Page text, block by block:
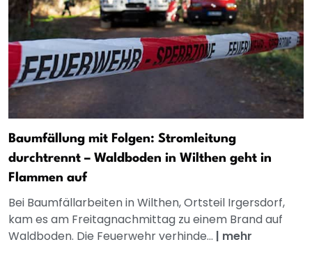
Baumfällung mit Folgen: Stromleitung
durchtrennt – Waldboden in Wilthen geht in
Flammen auf
Bei Baumfällarbeiten in Wilthen, Ortsteil Irgersdorf,
kam es am Freitagnachmittag zu einem Brand auf
Waldboden. Die Feuerwehr verhinde... | mehr